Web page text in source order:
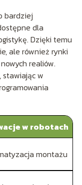
bardziej
dla
Dzięki temu
ale również rynki
realiów.
w
w robotach
montażu